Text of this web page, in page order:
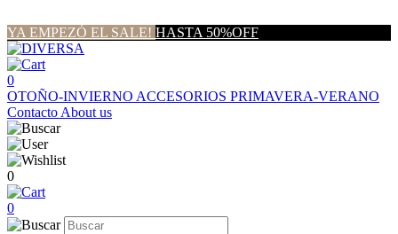
YA EMPEZÓ EL SALE! HASTA 50%OFF
0
OTOÑO-INVIERNO ACCESORIOS PRIMAVERA-VERANO
Contacto About us
0
0